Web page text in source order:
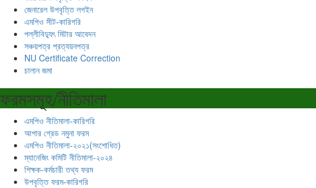
জেনারেল উপবৃত্তি লগইন
এমপিও সীট-কারিগরি
পল্লীবিদ্যুৎ মিটার আবেদন
সঞ্চয়পত্র প্রত্যয়নপত্র
NU Certificate Correction
চালান জমা
ফরমসমূহ/নীতিমালা
এমপিও নীতিমালা-কারিগরি
আপার গ্রেড নমুনা ফরম
এমপিও নীতিমালা-২০২১(সংশোধিত)
ম্যানেজিং কমিটি নীতিমালা-২০২৪
শিক্ষক-কর্মচারী তথ্য ফরম
উপবৃত্তি ফরম-কারিগরি